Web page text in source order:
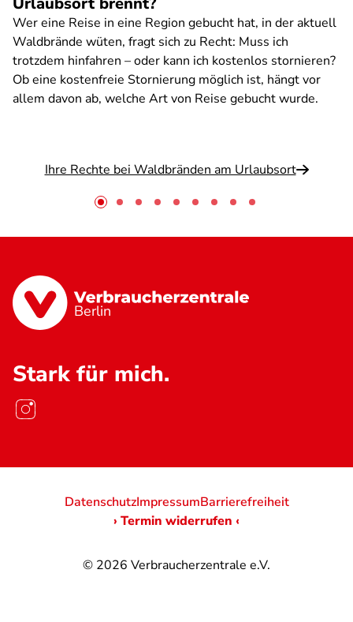
Wer eine Reise in eine Region gebucht hat, in der aktuell
Waldbrände wüten, fragt sich zu Recht: Muss ich
trotzdem hinfahren – oder kann ich kostenlos stornieren?
Ob eine kostenfreie Stornierung möglich ist, hängt vor
allem davon ab, welche Art von Reise gebucht wurde.
Ihre Rechte bei Waldbränden am Urlaubsort
Berlin
Stark für mich.
© 2026 Verbraucherzentrale e.V.
DatenschutzImpressumBarrierefreiheit
› Termin widerrufen ‹